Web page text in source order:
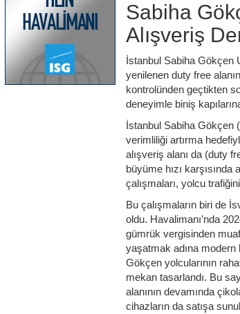
Sabiha
Alışveriş
İstanbul Sabiha Gökçen
yenilenen duty free
kontrolünden geçtikten
deneyimle biniş
İstanbul Sabiha Gökçen
verimliliği artırma
alışveriş alanı da (duty
büyüme hızı
çalışmaları, yolcu
Bu çalışmaların biri de
oldu. Havalimanı’nda
gümrük vergisinden
yaşatmak adına
Gökçen yolcularının
mekan tasarlandı. Bu
alanının devamında
cihazların da satışa